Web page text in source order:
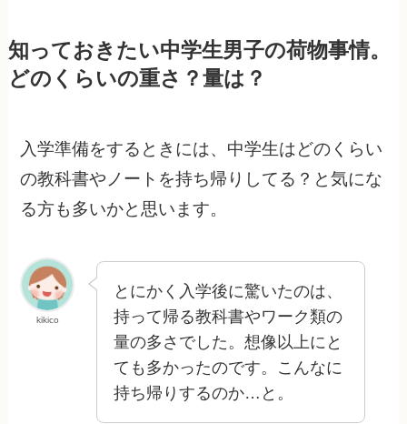
知っておきたい中学生男子の荷物事情。
どのくらいの重さ？量は？
入学準備をするときには、中学生はどのくらい
の教科書やノートを持ち帰りしてる？と気にな
る方も多いかと思います。
kikico
とにかく入学後に驚いたのは、
持って帰る教科書やワーク類の
量の多さでした。想像以上にと
ても多かったのです。こんなに
持ち帰りするのか…と。